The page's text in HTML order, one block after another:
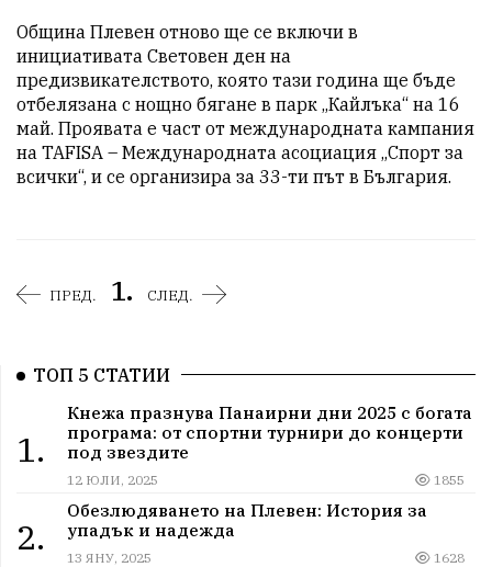
Община Плевен отново ще се включи в
инициативата Световен ден на
предизвикателството, която тази година ще бъде
отбелязана с нощно бягане в парк „Кайлъка“ на 16
май. Проявата е част от международната кампания
на TAFISA – Международната асоциация „Спорт за
всички“, и се организира за 33-ти път в България.
ПРЕД. 1. СЛЕД.
ТОП 5 СТАТИИ
1.
Кнежа празнува Панаирни дни 2025 с богата
програма: от спортни турнири до концерти
под звездите
12 ЮЛИ, 2025 1855
2.
Обезлюдяването на Плевен: История за
упадък и надежда
13 ЯНУ, 2025 1628